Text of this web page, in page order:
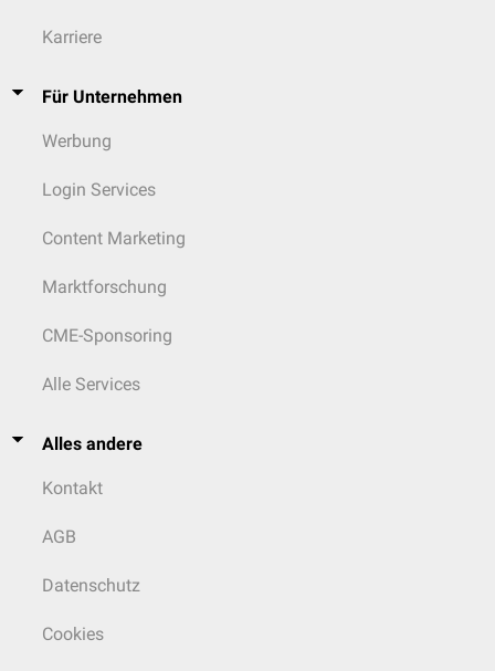
Karriere
Für Unternehmen
Werbung
Login Services
Content Marketing
Marktforschung
CME-Sponsoring
Alle Services
Alles andere
Kontakt
AGB
Datenschutz
Cookies